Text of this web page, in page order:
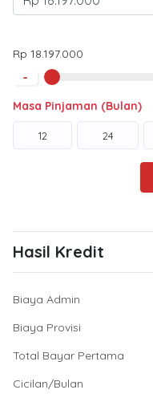
Rp 18.197.000
-
Masa Pinjaman (Bulan)
12 24
Hasil Kredit
Biaya Admin
Biaya Provisi
Total Bayar Pertama
Cicilan/Bulan